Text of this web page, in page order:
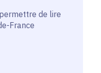
de lire
France